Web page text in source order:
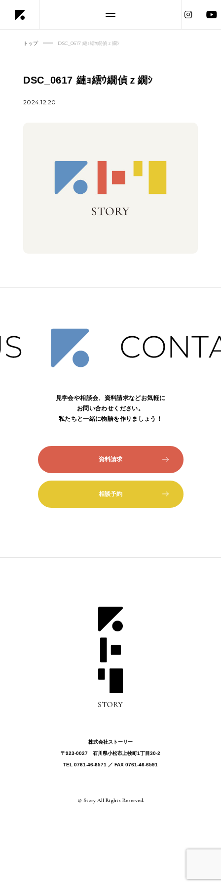
トップ DSC_0617 縺ｮ繧ｳ繝偵ｚ繝ｼ
DSC_0617 縺ｮ繧ｳ繝偵ｚ繝ｼ
2024.12.20
見学会や相談会、資料請求などお気軽に
お問い合わせください。
私たちと一緒に物語を作りましょう！
資料請求
相談予約
株式会社ストーリー
〒923-0027 ⽯川県⼩松市上牧町1丁目30-2
TEL 0761-46-6571 ／ FAX 0761-46-6591
© Story All Rights Reserved.